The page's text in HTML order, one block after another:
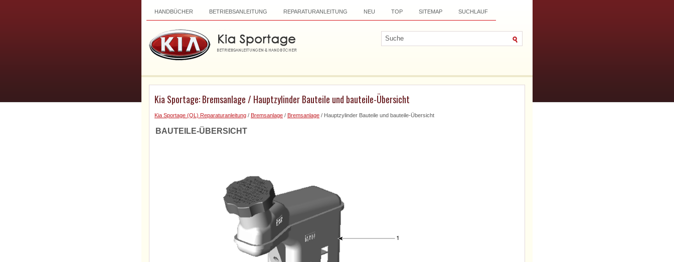
HANDBÜCHER BETRIEBSANLEITUNG REPARATURANLEITUNG NEU TOP SITEMAP SUCHLAUF
Kia Sportage: Bremsanlage / Hauptzylinder Bauteile und bauteile-Übersicht
Kia Sportage (QL) Reparaturanleitung / Bremsanlage / Bremsanlage / Hauptzylinder Bauteile und bauteile-Übersicht
BAUTEILE-ÜBERSICHT